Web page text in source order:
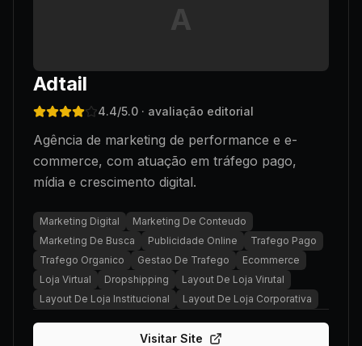
A
Adtail
4.4/5.0 · avaliação editorial
Agência de marketing de performance e e-
commerce, com atuação em tráfego pago,
mídia e crescimento digital.
Marketing Digital
Marketing De Conteudo
Marketing De Busca
Publicidade Online
Trafego Pago
Trafego Organico
Gestao De Trafego
Ecommerce
Loja Virtual
Dropshipping
Layout De Loja Virutal
Layout De Loja Institucional
Layout De Loja Corporativa
Visitar Site